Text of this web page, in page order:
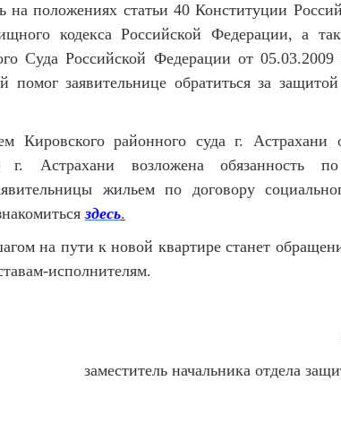
положениях статьи 40 Конституции
кодекса Российской Федерации, а
Суда Российской Федерации от
помог заявительнице обратиться за
районного суда г. Астрахани
г. Астрахани возложена обязанность по
жильем по договору
здесь.
на пути к новой квартире станет
исполнителям.
заместитель начальника отдела